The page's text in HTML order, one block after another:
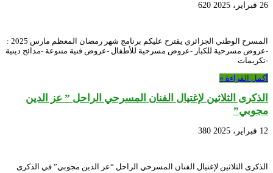
26 فبراير، 2025 620
المسرح الوطني الجزائري يقترح عليكم برنامج شهر رمضان المعظم مارس 2025 :
-عروض مسرحية للكبار -عروض مسرحية للأطفال -عروض فنية متنوعة -مدائح دينية
-تكريمات
أكمل القراءة »
الذكرى الثلاثين لإغتيال الفنان المسرحي الراحل ” عز الدين
مجوبي”
12 فبراير، 2025 380
الذكرى الثلاثين لإغتيال الفنان المسرحي الراحل “عز الدين مجوبي” في الذكرى